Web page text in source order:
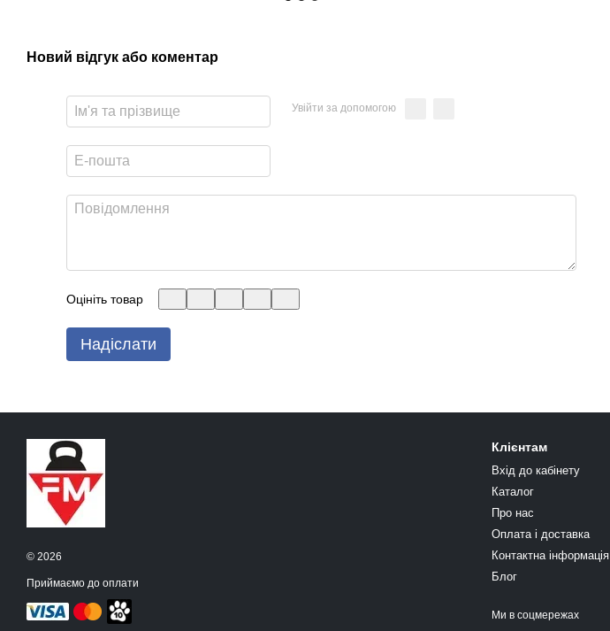
Новий відгук або коментар
Увійти за допомогою
Оцініть товар
Надіслати
© 2026
Приймаємо до оплати
Клієнтам
Вхід до кабінету
Каталог
Про нас
Оплата і доставка
Контактна інформація
Блог
Ми в соцмережах